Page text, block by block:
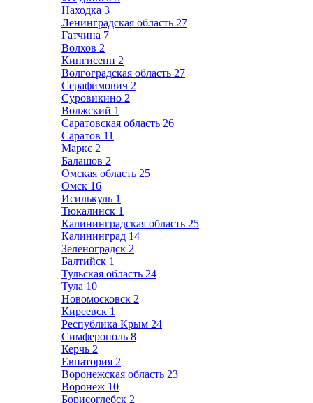
Находка 3
Ленинградская область 27
Гатчина 7
Волхов 2
Кингисепп 2
Волгоградская область 27
Серафимович 2
Суровикино 2
Волжский 1
Саратовская область 26
Саратов 11
Маркс 2
Балашов 2
Омская область 25
Омск 16
Исилькуль 1
Тюкалинск 1
Калининградская область 25
Калининград 14
Зеленоградск 2
Балтийск 1
Тульская область 24
Тула 10
Новомосковск 2
Киреевск 1
Республика Крым 24
Симферополь 8
Керчь 2
Евпатория 2
Воронежская область 23
Воронеж 10
Борисоглебск 2